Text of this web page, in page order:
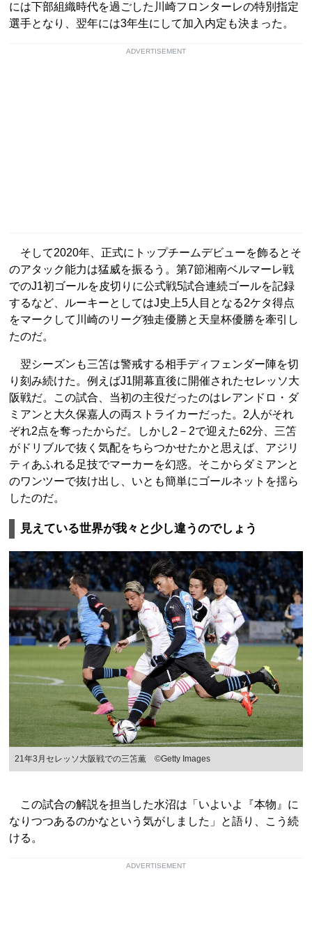
には下部組織時代を過ごした川崎フロンターレの特別指定
選手となり、翌年には3年生にして加入内定も決まった。
ADVERTISEMENT
そして2020年、正式にトップチームデビューを飾るとそ
のアタック能力は猛威を振るう。第7節湘南ベルマーレ戦
でのJ1初ゴールを皮切りに公式戦5試合連続ゴールを記録
するなど、ルーキーとしてはJ史上5人目となる2ケタ得点
をマークして川崎のリーグ独走優勝と天皇杯優勝を牽引し
たのだ。
翌シーズンも三笘は警戒する相手ディフェンダー陣を切
り刻み続けた。例えばJ1開幕直後に開催されたセレッソ大
阪戦だ。この試合、当初の主役だったのはレアンドロ・ダ
ミアンと大久保嘉人の両ストライカーだった。2人がそれ
ぞれ2点を奪ったからだ。しかし2－2で迎えた62分、三笘
がドリブルで抜く気配をちらつかせたかと思えば、アジリ
ティあふれる足技でマーカーを幻惑。そこからダミアンと
のワンツーで抜け出し、いとも簡単にゴールネットを揺ら
したのだ。
見えている世界が我々と少し違うのでしょう
21年3月セレッソ大阪戦での三笘薫 ©Getty Images
この試合の解説を担当した水沼は「いよいよ『本物』に
なりつつあるのかなという気がしました」と語り、こう続
ける。
ADVERTISEMENT